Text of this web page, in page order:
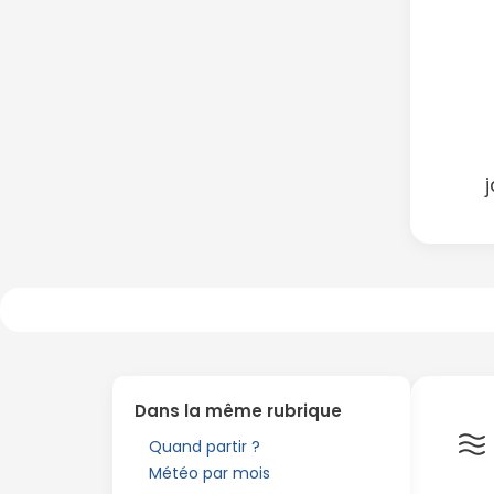
Dans la même rubrique
Quand partir ?
Météo par mois